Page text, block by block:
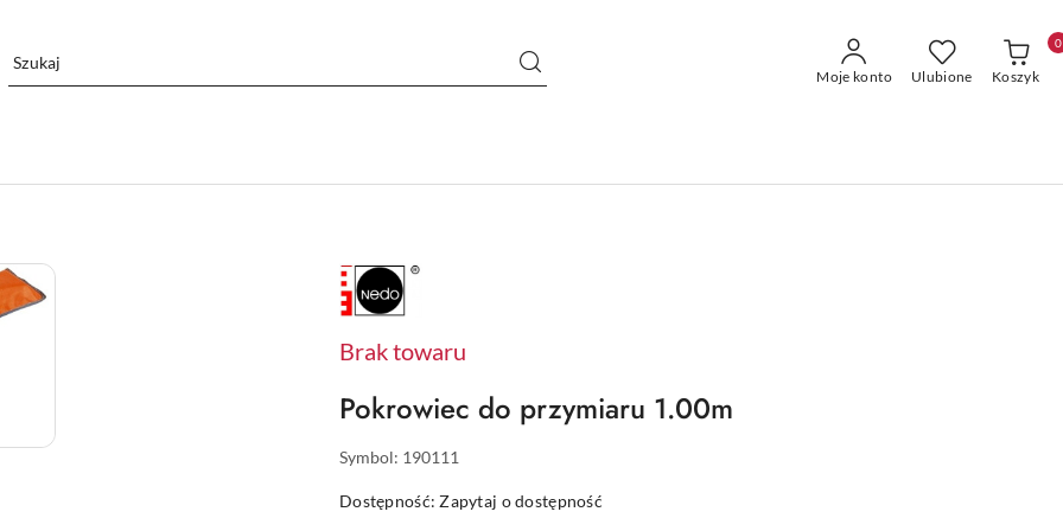
Moje konto Ulubione Koszyk
0
NAZWA
PRODUCENTA:
NEDO
Brak towaru
Pokrowiec do przymiaru 1.00m
Symbol: 190111
Dostępność:Zapytaj o dostępność